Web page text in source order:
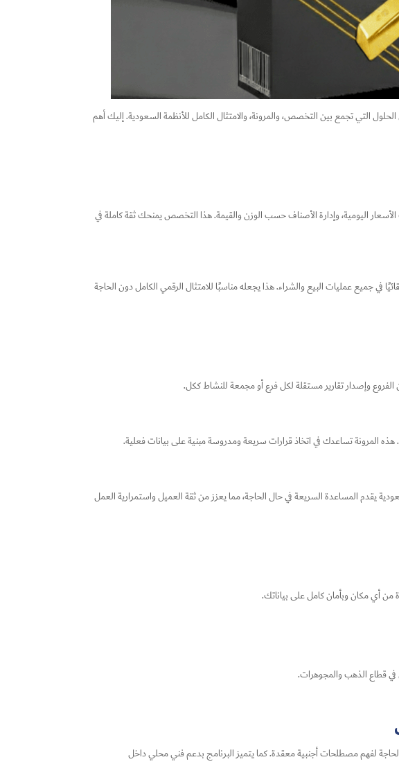
التي تجمع بين التخصص، والمرونة، والامتثال الكامل للأنظمة السعودية. إليك أهم
اليومية، وإدارة الأصناف حسب الوزن والقيمة. هذا التخصص يمنحك ثقة كاملة في
في جميع عمليات البيع والشراء. هذا يجعله مناسبًا للامتثال الرقمي الكامل دون الحاجة
وإصدار تقارير مستقلة لكل فرع أو مجمعة للنشاط ككل.
هذه المرونة تساعدك في اتخاذ قرارات سريعة ومدروسة مبنية على بيانات فعلية.
يقدم المساعدة السريعة في حال الحاجة، مما يعزز من ثقة العميل واستمرارية العمل
من أي مكان وبأمان كامل على بياناتك.
في قطاع الذهب والمجوهرات.
لفهم مصطلحات أجنبية معقدة. كما يتميز البرنامج بدعم فني محلي داخل